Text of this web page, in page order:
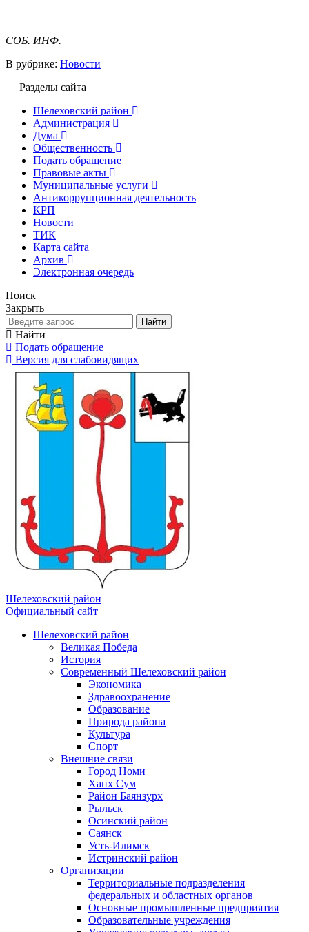
СОБ. ИНФ.
В рубрике: Новости
Разделы сайта
Шелеховский район
Администрация
Дума
Общественность
Подать обращение
Правовые акты
Муниципальные услуги
Антикоррупционная деятельность
КРП
Новости
ТИК
Карта сайта
Архив
Электронная очередь
Поиск
Закрыть
Найти
Найти
Подать обращение
Версия для слабовидящих
Шелеховский район
Официальный сайт
Шелеховский район
Великая Победа
История
Современный Шелеховский район
Экономика
Здравоохранение
Образование
Природа района
Культура
Спорт
Внешние связи
Город Номи
Ханх Сум
Район Баянзурх
Рыльск
Осинский район
Саянск
Усть-Илимск
Истринский район
Организации
Территориальные подразделения
федеральных и областных органов
Основные промышленные предприятия
Образовательные учреждения